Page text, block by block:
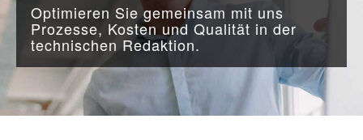
Optimieren Sie gemeinsam mit uns
Prozesse, Kosten und Qualität in der
technischen Redaktion.